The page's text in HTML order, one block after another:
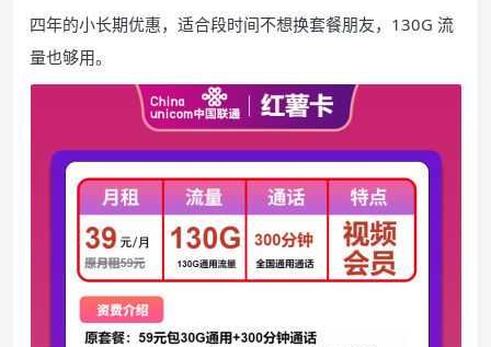
四年的小长期优惠，适合段时间不想换套餐朋友，130G 流
量也够用。